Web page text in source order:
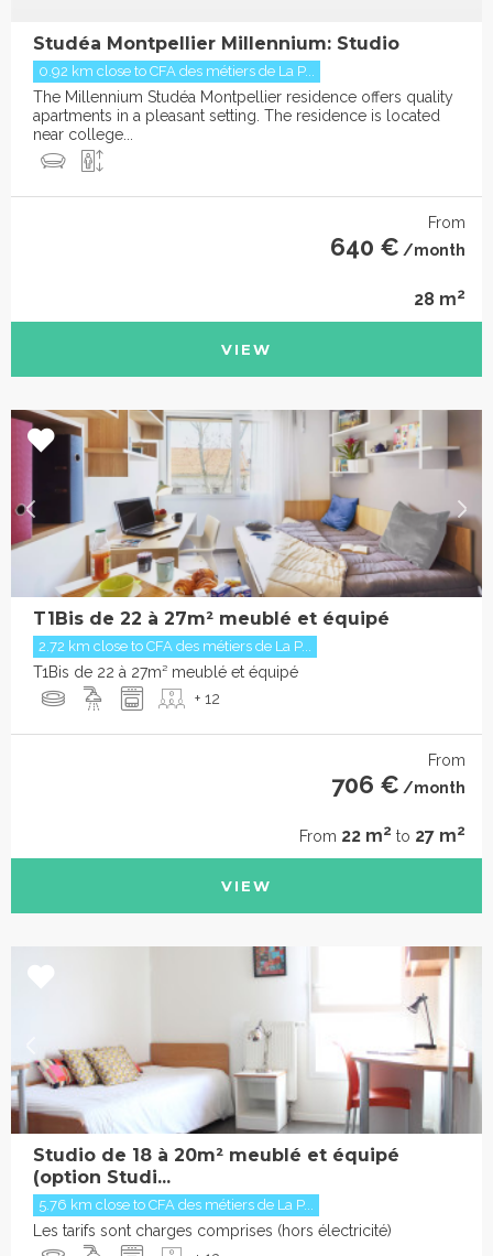
Studéa Montpellier Millennium: Studio
0.92 km close to CFA des métiers de La P...
The Millennium Studéa Montpellier residence offers quality
apartments in a pleasant setting. The residence is located
near college...
From
640 € /month
28 m2
VIEW
T1Bis de 22 à 27m² meublé et équipé
2.72 km close to CFA des métiers de La P...
T1Bis de 22 à 27m² meublé et équipé
+ 12
From
706 € /month
From 22 m2 to 27 m2
VIEW
Studio de 18 à 20m² meublé et équipé
(option Studi...
5.76 km close to CFA des métiers de La P...
Les tarifs sont charges comprises (hors électricité)